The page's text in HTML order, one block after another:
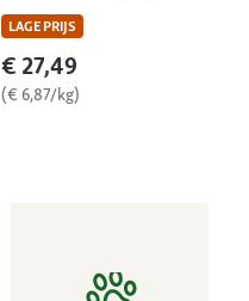
LAGE PRIJS
€ 27,49
(€ 6,87/kg)